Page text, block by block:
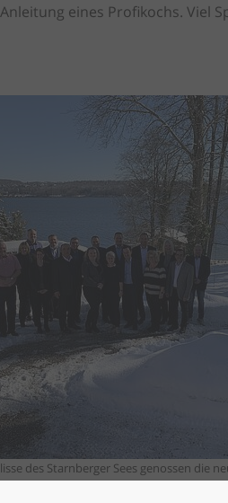
eines Profikochs. Viel
des Starnberger Sees genossen die
Workshops, der von Vorstand/CEO